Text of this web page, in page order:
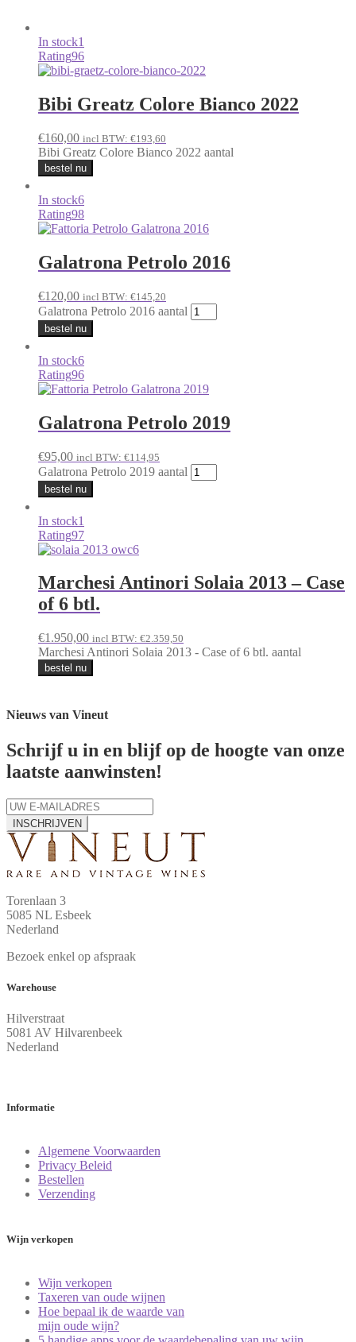
In stock1
Rating96
Bibi Greatz Colore Bianco 2022
€160,00 incl BTW: €193,60
Bibi Greatz Colore Bianco 2022 aantal
bestel nu
In stock6
Rating98
Galatrona Petrolo 2016
€120,00 incl BTW: €145,20
Galatrona Petrolo 2016 aantal
bestel nu
In stock6
Rating96
Galatrona Petrolo 2019
€95,00 incl BTW: €114,95
Galatrona Petrolo 2019 aantal
bestel nu
In stock1
Rating97
Marchesi Antinori Solaia 2013 – Case
of 6 btl.
€1.950,00 incl BTW: €2.359,50
Marchesi Antinori Solaia 2013 - Case of 6 btl. aantal
bestel nu
Nieuws van Vineut
Schrijf u in en blijf op de hoogte van onze
laatste aanwinsten!
INSCHRIJVEN
Torenlaan 3
5085 NL Esbeek
Nederland
Bezoek enkel op afspraak
Warehouse
Hilverstraat
5081 AV Hilvarenbeek
Nederland
Informatie
Algemene Voorwaarden
Privacy Beleid
Bestellen
Verzending
Wijn verkopen
Wijn verkopen
Taxeren van oude wijnen
Hoe bepaal ik de waarde van
mijn oude wijn?